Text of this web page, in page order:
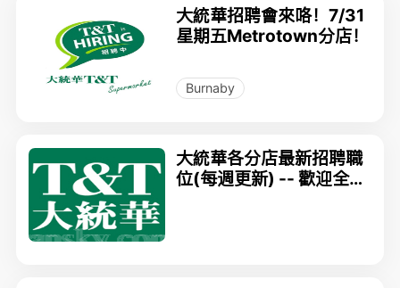
大統華招聘會來咯！7/31
星期五Metrotown分店！
Burnaby
大統華各分店最新招聘職
位(每週更新) -- 歡迎全